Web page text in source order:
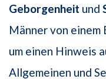
Geborgenheit und
Männer von einem
um einen Hinweis
Allgemeinen und